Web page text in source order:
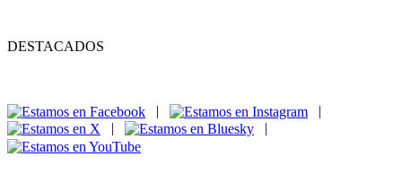
DESTACADOS
|
|
|
|